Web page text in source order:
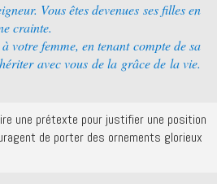
Vous êtes devenues ses filles en
crainte.
votre femme, en tenant compte de sa
avec vous de la grâce de la vie.
une prétexte pour justifier une position
de porter des ornements glorieux